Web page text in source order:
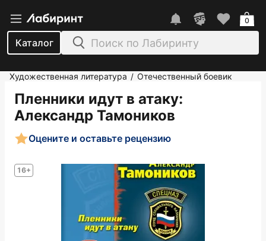
Каталог
0
Художественная литература / Отечественный боевик
Пленники идут в атаку:
Александр Тамоников
16+
Оцените и оставьте рецензию